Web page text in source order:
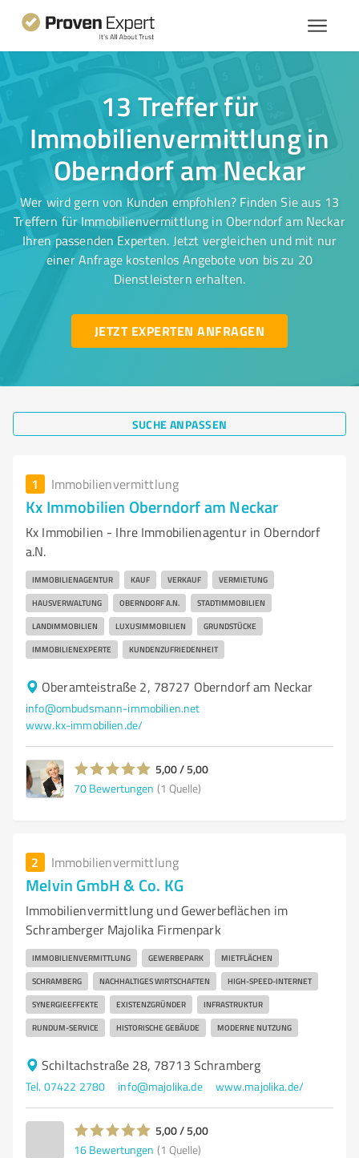
13 Treffer für
Immobilienvermittlung in
Oberndorf am Neckar
Wer wird gern von Kunden empfohlen? Finden Sie aus 13
Treffern für Immobilienvermittlung in Oberndorf am Neckar
Ihren passenden Experten. Jetzt vergleichen und mit nur
einer Anfrage kostenlos Angebote von bis zu 20
Dienstleistern erhalten.
JETZT EXPERTEN ANFRAGEN
SUCHE ANPASSEN
1 Immobilienvermittlung
Kx Immobilien Oberndorf am Neckar
Kx Immobilien - Ihre Immobilienagentur in Oberndorf
a.N.
IMMOBILIENAGENTUR KAUF VERKAUF VERMIETUNG
HAUSVERWALTUNG OBERNDORF A.N. STADTIMMOBILIEN
LANDIMMOBILIEN LUXUSIMMOBILIEN GRUNDSTÜCKE
IMMOBILIENEXPERTE KUNDENZUFRIEDENHEIT
Oberamteistraße 2, 78727 Oberndorf am Neckar
info@ombudsmann-immobilien.net
www.kx-immobilien.de/
5,00 / 5,00
70 Bewertungen (1 Quelle)
2 Immobilienvermittlung
Melvin GmbH & Co. KG
Immobilienvermittlung und Gewerbeflächen im
Schramberger Majolika Firmenpark
IMMOBILIENVERMITTLUNG GEWERBEPARK MIETFLÄCHEN
SCHRAMBERG NACHHALTIGES WIRTSCHAFTEN HIGH-SPEED-INTERNET
SYNERGIEEFFEKTE EXISTENZGRÜNDER INFRASTRUKTUR
RUNDUM-SERVICE HISTORISCHE GEBÄUDE MODERNE NUTZUNG
Schiltachstraße 28, 78713 Schramberg
Tel. 07422 2780 info@majolika.de www.majolika.de/
5,00 / 5,00
16 Bewertungen (1 Quelle)